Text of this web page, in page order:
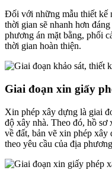
Đối với những mẫu thiết kế
thời gian sẽ nhanh hơn
phương án mặt bằng, phối
thời gian hoàn thiện.
Giai đoạn xin giấy
Xin phép xây dựng là giai
độ xây nhà. Theo đó, hồ sơ
về đất, bản vẽ xin phép
theo yêu cầu của địa